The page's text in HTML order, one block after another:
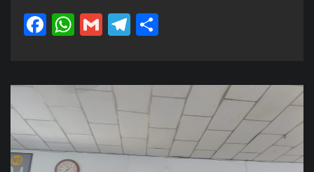
Facebook
WhatsApp
GmailTelegram